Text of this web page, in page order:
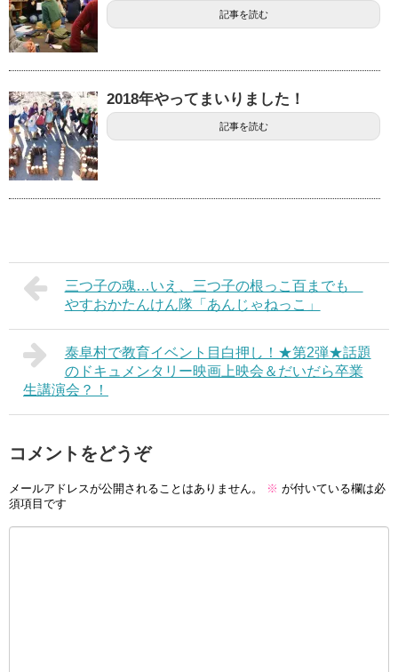
記事を読む
2018年やってまいりました！
記事を読む
三つ子の魂…いえ、三つ子の根っこ百までも
やすおかたんけん隊「あんじゃねっこ」
泰阜村で教育イベント目白押し！★第2弾★話題
のドキュメンタリー映画上映会＆だいだら卒業
生講演会？！
コメントをどうぞ
メールアドレスが公開されることはありません。 ※ が付いている欄は必
須項目です